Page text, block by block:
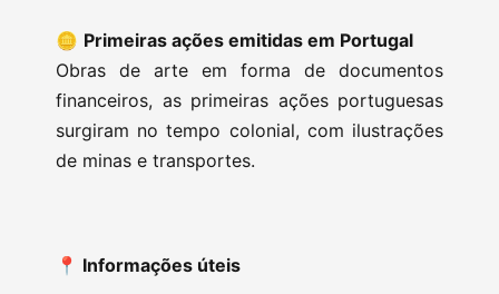
🪙 Primeiras ações emitidas em Portugal
Obras de arte em forma de documentos
financeiros, as primeiras ações portuguesas
surgiram no tempo colonial, com ilustrações
de minas e transportes.
📍 Informações úteis